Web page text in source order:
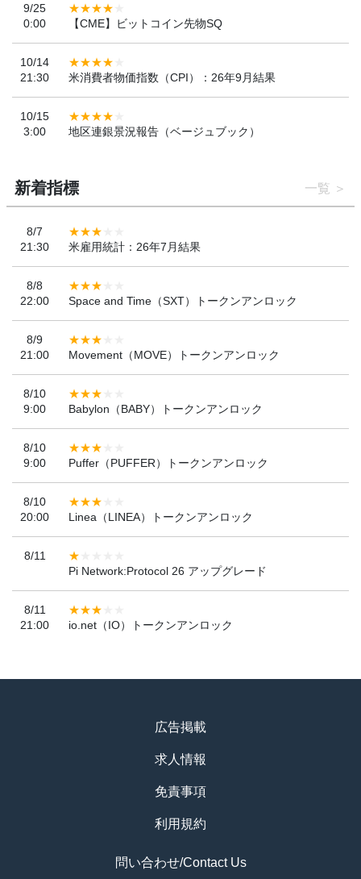
9/25
0:00
【CME】ビットコイン先物SQ
10/14
21:30
米消費者物価指数（CPI）：26年9月結果
10/15
3:00
地区連銀景況報告（ベージュブック）
新着指標 一覧
8/7
21:30
米雇用統計：26年7月結果
8/8
22:00
Space and Time（SXT）トークンアンロック
8/9
21:00
Movement（MOVE）トークンアンロック
8/10
9:00
Babylon（BABY）トークンアンロック
8/10
9:00
Puffer（PUFFER）トークンアンロック
8/10
20:00
Linea（LINEA）トークンアンロック
8/11
Pi Network:Protocol 26 アップグレード
8/11
21:00
io.net（IO）トークンアンロック
広告掲載
求人情報
免責事項
利用規約
問い合わせ/Contact Us